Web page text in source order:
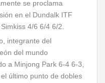
se proclama
en el Dundalk ITF
4/6 6/4 6/2.
integrante del
del mundo
a Minjong Park 6-4 6-3,
último punto de dobles